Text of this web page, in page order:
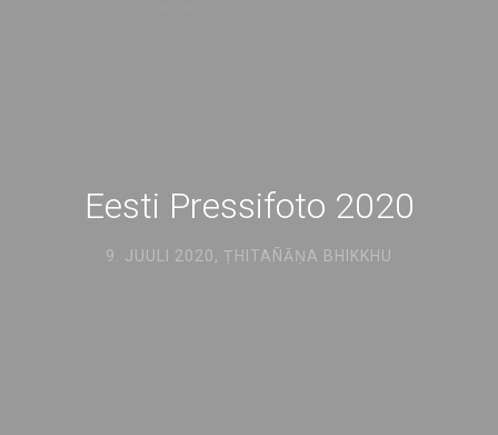
Eesti Pressifoto 2020
9. JUULI 2020, ṬHITAÑĀṆA BHIKKHU